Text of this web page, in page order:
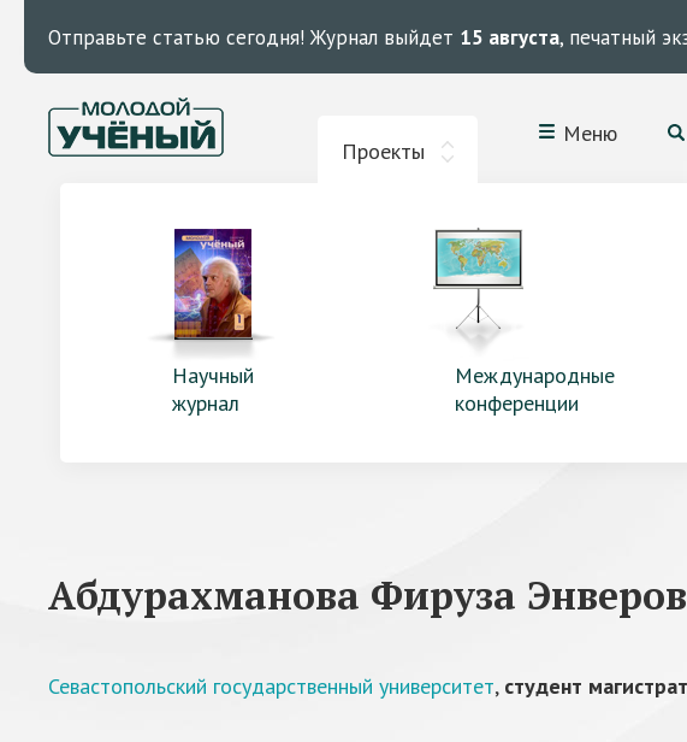
Отправьте статью сегодня! Журнал выйдет 15 августа, печатный
Проекты
Меню
Научный
журнал
Международные
конференции
Абдурахманова Фируза
Севастопольский государственный университет, студент